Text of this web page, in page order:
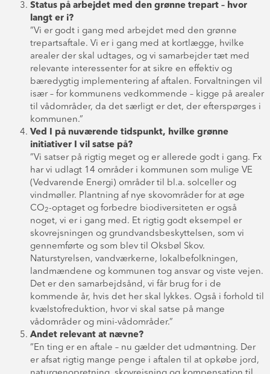
Status på arbejdet med den grønne trepart – hvor
langt er i?
”Vi er godt i gang med arbejdet med den grønne
trepartsaftale. Vi er i gang med at kortlægge, hvilke
arealer der skal udtages, og vi samarbejder tæt med
relevante interessenter for at sikre en effektiv og
bæredygtig implementering af aftalen. Forvaltningen vil
især – for kommunens vedkommende – kigge på arealer
til vådområder, da det særligt er det, der efterspørges i
kommunen.”
Ved I på nuværende tidspunkt, hvilke grønne
initiativer I vil satse på?
”Vi satser på rigtig meget og er allerede godt i gang. Fx
har vi udlagt 14 områder i kommunen som mulige VE
(Vedvarende Energi) områder til bl.a. solceller og
vindmøller. Plantning af nye skovområder for at øge
CO2-optaget og forbedre biodiversiteten er også
noget, vi er i gang med. Et rigtig godt eksempel er
skovrejsningen og grundvandsbeskyttelsen, som vi
gennemførte og som blev til Oksbøl Skov.
Naturstyrelsen, vandværkerne, lokalbefolkningen,
landmændene og kommunen tog ansvar og viste vejen.
Det er den samarbejdsånd, vi får brug for i de
kommende år, hvis det her skal lykkes. Også i forhold til
kvælstofreduktion, hvor vi skal satse på mange
vådområder og mini-vådområder.”
Andet relevant at nævne?
”En ting er en aftale – nu gælder det udmøntning. Der
er afsat rigtig mange penge i aftalen til at opkøbe jord,